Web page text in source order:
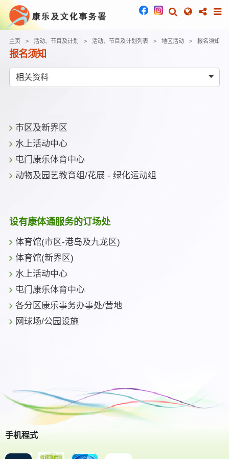
主页 活动、节目及计划 活动、节目及计划列表 地区活动 报名须知
报名须知
相关资料
巿区及新界区
水上活动中心
屯门康乐体育中心
动物及园艺教育组/花展 - 绿化运动组
设有康体通服务的订场处
体育馆(市区-港岛及九龙区)
体育馆(新界区)
水上活动中心
屯门康乐体育中心
各分区康乐事务办事处/营地
网球场/公园设施
手机程式